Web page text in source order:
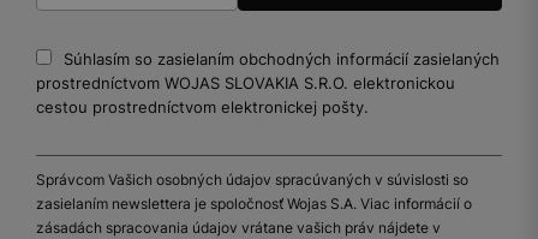
Súhlasím so zasielaním obchodných informácií zasielaných
prostredníctvom WOJAS SLOVAKIA S.R.O. elektronickou
cestou prostredníctvom elektronickej pošty.
Správcom Vašich osobných údajov spracúvaných v súvislosti so
zasielaním newslettera je spoločnosť Wojas S.A. Viac informácií o
zásadách spracovania údajov vrátane vašich práv nájdete v